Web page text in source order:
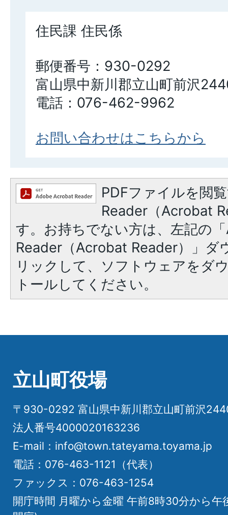
住民課 住民係
郵便番号：930-0292
富山県中新川郡立山町前沢
電話：076-462-9962
お問い合わせはこちらから
PDFファイルを閲
Reader（Acrobat
す。お持ちでない方は、左記の
Reader（Acrobat Reader）」ダ
リックして、ソフトウェアをダ
トールしてください。
立山町役場
〒930-0292 富山県中新川郡立山町前沢
法人番号4000020163236
E-mail：info@town.tateyama.toyama.jp
電話：076-463-1121（代表）
ファックス：076-463-1254
開庁時間 月曜から金曜 午前8時30分から午